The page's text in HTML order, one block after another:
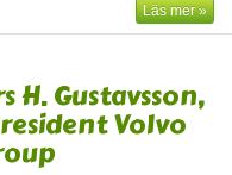
Läs mer »
H. Gustavsson,
Volvo